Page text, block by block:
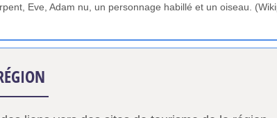
Eve, Adam nu, un personnage habillé et un oiseau.